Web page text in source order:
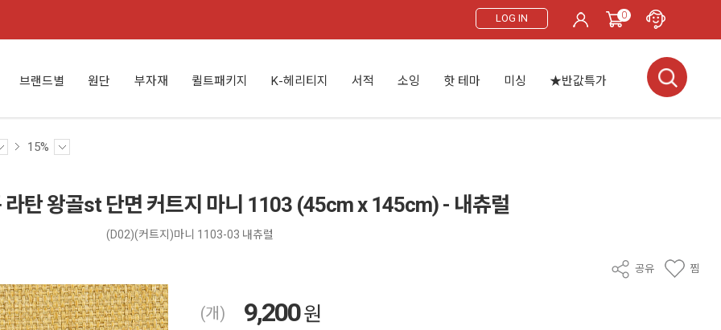
LOG IN 0
브랜드별 원단 부자재 퀼트패키지 K-헤리티지 서적 소잉 핫 테마 미싱 ★반값특가
15%
라탄 왕골st 단면 커트지 마니 1103 (45cm x 145cm) - 내츄럴
(D02)(커트지)마니 1103-03 내츄럴
공유 찜
(개) 9,200원